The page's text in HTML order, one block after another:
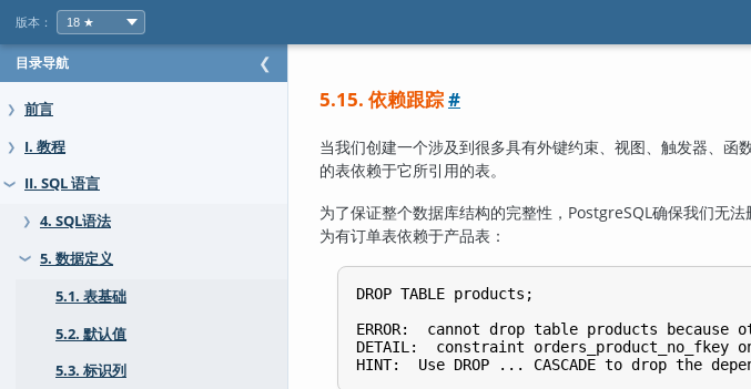
版本：
目录导航 ❮
❯ 前言
❯ I. 教程
❯ II. SQL 语言
❯ 4. SQL语法
❯
5. 数据定义
5.1. 表基础
5.2. 默认值
5.3. 标识列
5.15. 依赖跟踪#
当我们创建一个涉及到很多具有外键约束、视图、触发器、
的表依赖于它所引用的表。
为了保证整个数据库结构的完整性， PostgreSQL确保我们无法
为有订单表依赖于产品表：
DROP TABLE products;
ERROR:  cannot drop table products
DETAIL:  constraint orders_product_no_fkey